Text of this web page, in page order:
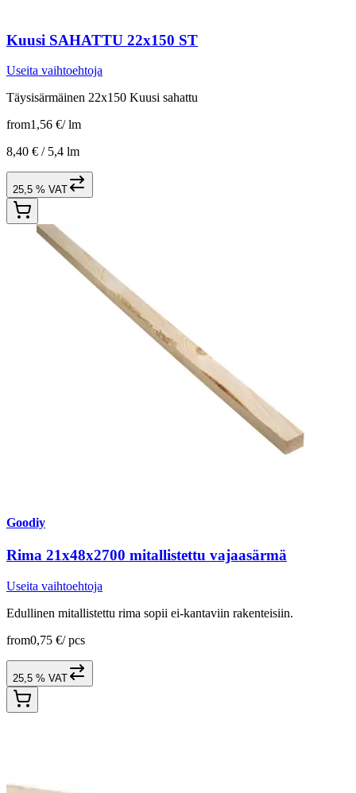
Kuusi SAHATTU 22x150 ST
Useita vaihtoehtoja
Täysisärmäinen 22x150 Kuusi sahattu
from1,56 €/ lm
8,40 € / 5,4 lm
25,5 % VAT
Goodiy
Rima 21x48x2700 mitallistettu vajaasärmä
Useita vaihtoehtoja
Edullinen mitallistettu rima sopii ei-kantaviin rakenteisiin.
from0,75 €/ pcs
25,5 % VAT